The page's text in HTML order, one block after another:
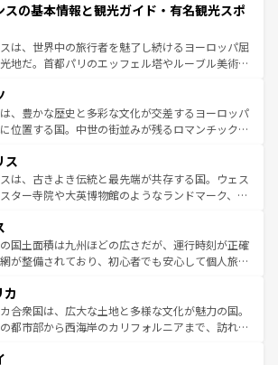
れるイタリアで、忘れられない旅をしてみよう！
着のイタリア情報は
付くこの国では、情熱的なフラメンコ、熱気あふ
、そして美味しいタパスが生活の一部となってい
マドリードの洗練された雰囲気や、バルセロナの
溢れた街角から、地方では古代ローマ遺跡や中世
方によって風土や気候が異なるスペインはその個
性で訪れる人を魅了する。 なお、新着のスペイン情報は コ
一覧を参照してほしい。
スの基本情報と観光ガイド・有名観光スポ
は、世界中の旅行者を魅了し続けるヨーロッパ屈
地だ。首都パリのエッフェル塔やルーブル美術館
い魅力が詰まっている。華麗な宮殿、歴史的な大
しいビーチ、そして豊かな自然が、訪れる者を心
する。また、フランスは美食の国としても知ら
ャンパンの発祥地であるランス、プロヴァンスの
ラベンダー畑など、多彩な楽しみ方が可能だ。さ
リ以外の地域にも魅力が溢れており、どの街角に
に足を運ぶとそれぞれで全く異なる文化を体験で
きるだろう。 なお、新着のフランス情報はコンテンツ一覧
てほしい。
、豊かな歴史と多彩な文化が交差するヨーロッパ
位置する国。中世の街並みが残るロマンチック街
この国は、どこを歩いても飽きることがない。ベ
文化的活気、バイエルン州のアルプスの絶景、そ
ン川沿いのワイン畑といった風景は必見。ビール
きな人にはぜひ体験してほしい。 なお、新着の
報はコンテンツ一覧を参照してほしい。
ス
は、古きよき伝統と最先端が共存する国。ウェス
ター寺院や大英博物館のようなランドマーク、歴
に異なる魅力がある。また、優雅なアフタヌーン
ビール好きにはたまらない英国パブ、サッカー観
本場だからこそできる体験も豊富。イギリスを旅
を参照してほしい。
国土面積は九州ほどの広さだが、運行時刻が正確
が整備されており、初心者でも安心して個人旅行
そのまま残る町や、スイスならではのユニークな
あり、アルプス観光だけでなく町歩きも満喫する
きる。国民の所得が高いため物価も高いが、旅行
通費無料で観光を楽しむこともできる。 なお、新
カ
合衆国は、広大な土地と多様な文化が魅力の国。
都市部から西海岸のカリフォルニアまで、訪れる
巨大都市は、観光、ショッピング、エンターテイ